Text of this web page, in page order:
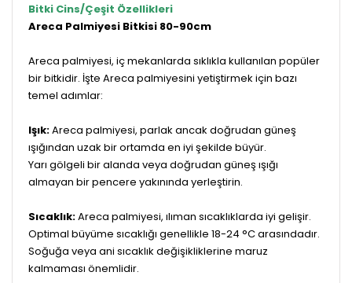
Bitki Cins/Çeşit Özellikleri
Areca Palmiyesi Bitkisi 80-90cm
Areca palmiyesi, iç mekanlarda sıklıkla kullanılan popüler
bir bitkidir. İşte Areca palmiyesini yetiştirmek için bazı
temel adımlar:
Işık:Areca palmiyesi, parlak ancak doğrudan güneş
ışığından uzak bir ortamda en iyi şekilde büyür.
Yarı gölgeli bir alanda veya doğrudan güneş ışığı
almayan bir pencere yakınında yerleştirin.
Sıcaklık:Areca palmiyesi, ılıman sıcaklıklarda iyi gelişir.
Optimal büyüme sıcaklığı genellikle 18-24 °C arasındadır.
Soğuğa veya ani sıcaklık değişikliklerine maruz
kalmaması önemlidir.